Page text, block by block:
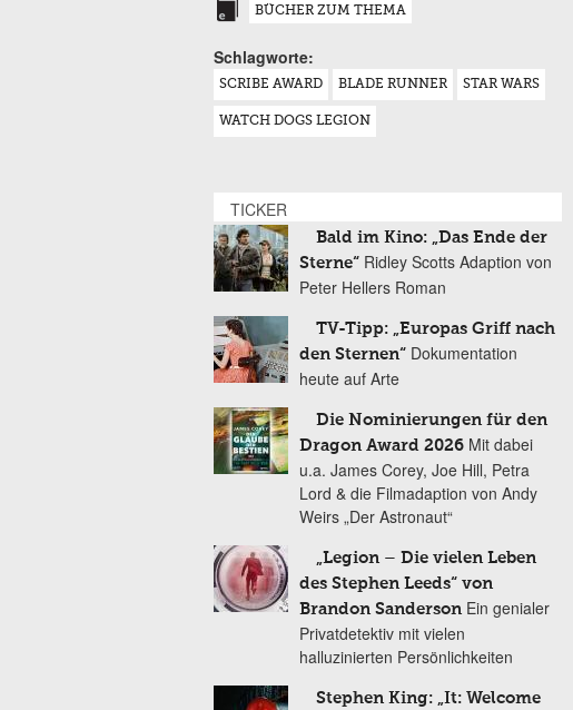
BÜCHER ZUM THEMA
Schlagworte:
SCRIBE AWARD BLADE RUNNER STAR WARS
WATCH DOGS LEGION
TICKER
Bald im Kino: „Das Ende der
Sterne“ Ridley Scotts Adaption von
Peter Hellers Roman
TV-Tipp: „Europas Griff nach
den Sternen“ Dokumentation
heute auf Arte
Die Nominierungen für den
Dragon Award 2026 Mit dabei
u.a. James Corey, Joe Hill, Petra
Lord & die Filmadaption von Andy
Weirs „Der Astronaut“
„Legion – Die vielen Leben
des Stephen Leeds“ von
Brandon Sanderson Ein genialer
Privatdetektiv mit vielen
halluzinierten Persönlichkeiten
Stephen King: „It: Welcome